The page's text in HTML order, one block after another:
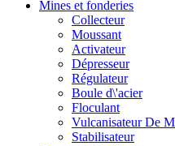
Mines et fonderies
Collecteur
Moussant
Activateur
Dépresseur
Régulateur
Boule d\'acier
Floculant
Vulcanisateur De
Stabilisateur